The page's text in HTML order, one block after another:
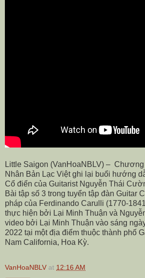
Little Saigon (VanHoaNBLV) – Chương
Nhân Bản Lạc Việt ghi lại buổi hướng
Cổ điển của Guitarist Nguyễn Thái
Bài tập số 3 trong tuyển tập đàn Guitar
pháp của Ferdinando Carulli (1770-
thực hiện bởi Lại Minh Thuận và
video bởi Lại Minh Thuận vào sáng
2022 tại một địa điểm thuộc thành phố
Nam California, Hoa Kỳ.
VanHoaNBLV at 12:16 AM